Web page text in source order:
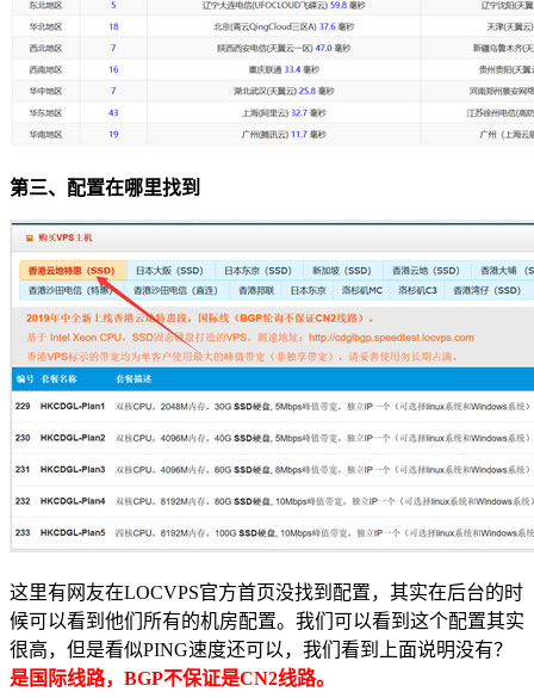
第三、配置在哪里找到
这里有网友在LOCVPS官方首页没找到配置，其实在后台的时
候可以看到他们所有的机房配置。我们可以看到这个配置其实
很高，但是看似PING速度还可以，我们看到上面说明没有？
是国际线路，BGP不保证是CN2线路。